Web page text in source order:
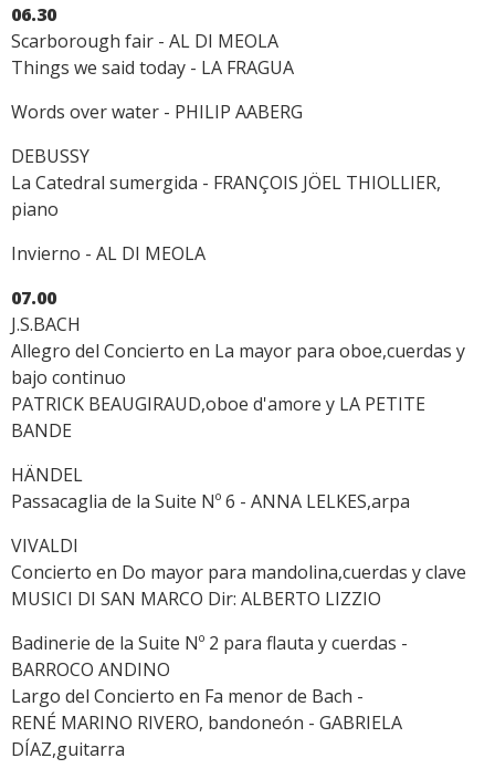
06.30
Scarborough fair - AL DI MEOLA
Things we said today - LA FRAGUA
Words over water - PHILIP AABERG
DEBUSSY
La Catedral sumergida - FRANÇOIS JÖEL THIOLLIER,
piano
Invierno - AL DI MEOLA
07.00
J.S.BACH
Allegro del Concierto en La mayor para oboe,cuerdas y
bajo continuo
PATRICK BEAUGIRAUD,oboe d'amore y LA PETITE
BANDE
HÄNDEL
Passacaglia de la Suite Nº 6 - ANNA LELKES,arpa
VIVALDI
Concierto en Do mayor para mandolina,cuerdas y clave
MUSICI DI SAN MARCO Dir: ALBERTO LIZZIO
Badinerie de la Suite Nº 2 para flauta y cuerdas -
BARROCO ANDINO
Largo del Concierto en Fa menor de Bach -
RENÉ MARINO RIVERO, bandoneón - GABRIELA
DÍAZ,guitarra